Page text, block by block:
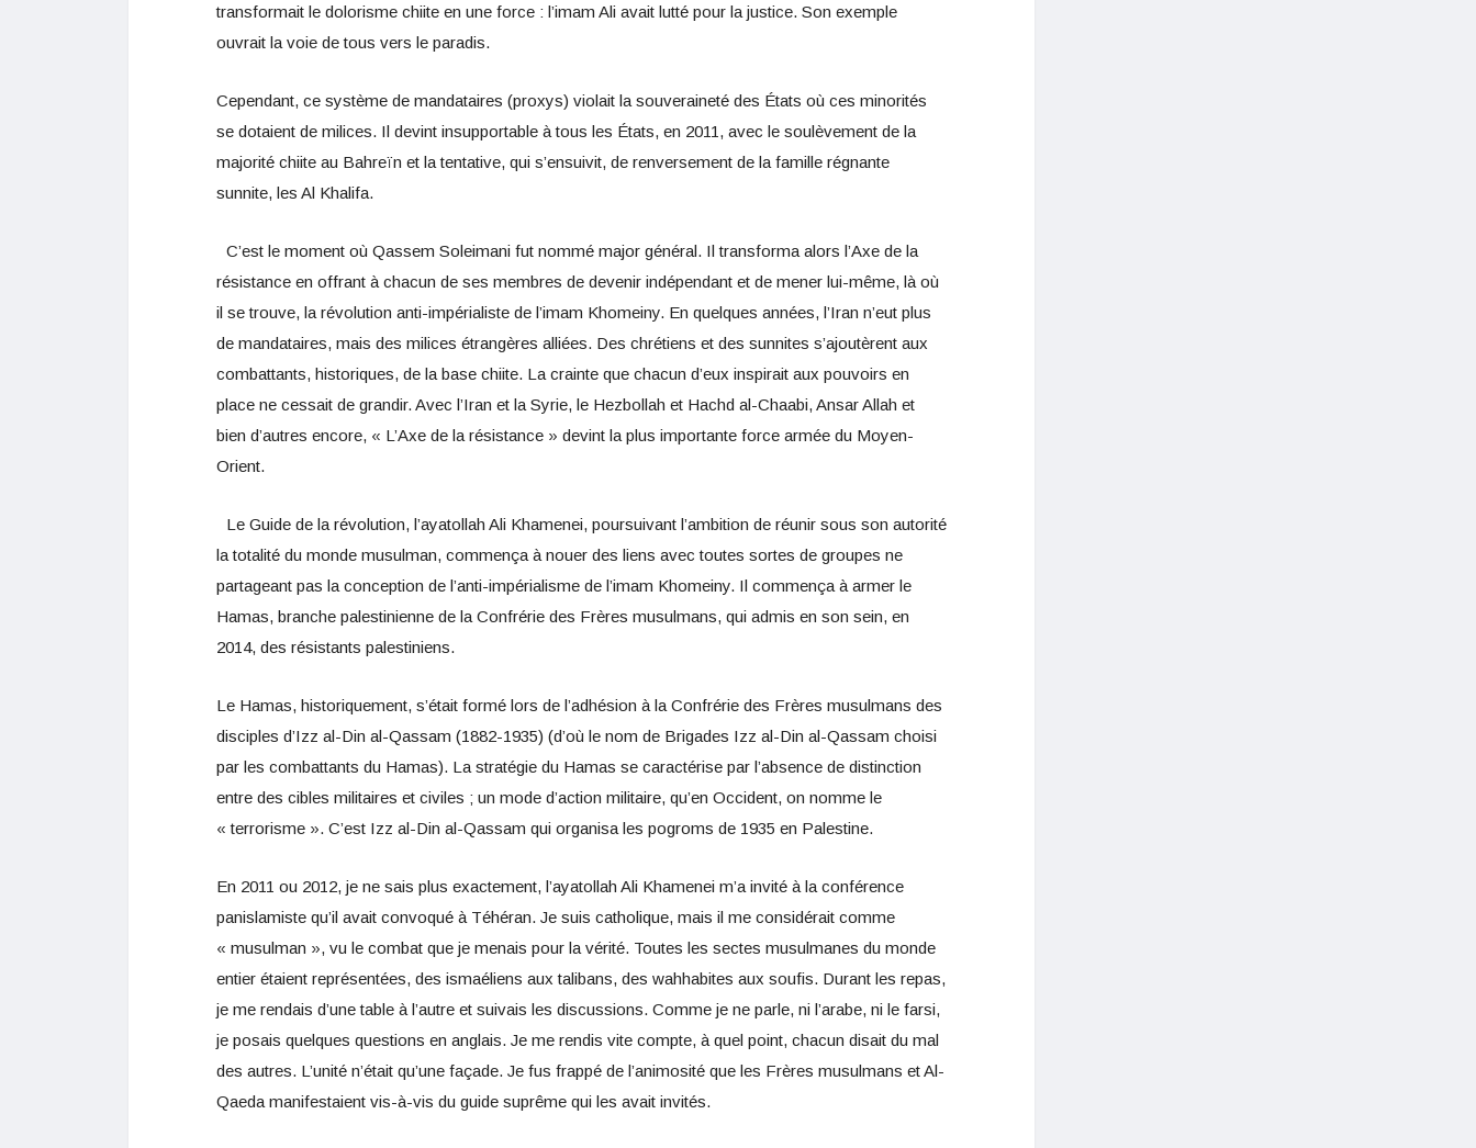
transformait le dolorisme chiite en une force : l’imam Ali avait lutté pour la justice. Son exemple
ouvrait la voie de tous vers le paradis.
Cependant, ce système de mandataires (proxys) violait la souveraineté des États où ces minorités
se dotaient de milices. Il devint insupportable à tous les États, en 2011, avec le soulèvement de la
majorité chiite au Bahreïn et la tentative, qui s’ensuivit, de renversement de la famille régnante
sunnite, les Al Khalifa.
C’est le moment où Qassem Soleimani fut nommé major général. Il transforma alors l’Axe de la
résistance en offrant à chacun de ses membres de devenir indépendant et de mener lui-même, là où
il se trouve, la révolution anti-impérialiste de l’imam Khomeiny. En quelques années, l’Iran n’eut plus
de mandataires, mais des milices étrangères alliées. Des chrétiens et des sunnites s’ajoutèrent aux
combattants, historiques, de la base chiite. La crainte que chacun d’eux inspirait aux pouvoirs en
place ne cessait de grandir. Avec l’Iran et la Syrie, le Hezbollah et Hachd al-Chaabi, Ansar Allah et
bien d’autres encore, « L’Axe de la résistance » devint la plus importante force armée du Moyen-
Orient.
Le Guide de la révolution, l’ayatollah Ali Khamenei, poursuivant l’ambition de réunir sous son autorité
la totalité du monde musulman, commença à nouer des liens avec toutes sortes de groupes ne
partageant pas la conception de l’anti-impérialisme de l’imam Khomeiny. Il commença à armer le
Hamas, branche palestinienne de la Confrérie des Frères musulmans, qui admis en son sein, en
2014, des résistants palestiniens.
Le Hamas, historiquement, s’était formé lors de l’adhésion à la Confrérie des Frères musulmans des
disciples d’Izz al-Din al-Qassam (1882-1935) (d’où le nom de Brigades Izz al-Din al-Qassam choisi
par les combattants du Hamas). La stratégie du Hamas se caractérise par l’absence de distinction
entre des cibles militaires et civiles ; un mode d’action militaire, qu’en Occident, on nomme le
« terrorisme ». C’est Izz al-Din al-Qassam qui organisa les pogroms de 1935 en Palestine.
En 2011 ou 2012, je ne sais plus exactement, l’ayatollah Ali Khamenei m’a invité à la conférence
panislamiste qu’il avait convoqué à Téhéran. Je suis catholique, mais il me considérait comme
« musulman », vu le combat que je menais pour la vérité. Toutes les sectes musulmanes du monde
entier étaient représentées, des ismaéliens aux talibans, des wahhabites aux soufis. Durant les repas,
je me rendais d’une table à l’autre et suivais les discussions. Comme je ne parle, ni l’arabe, ni le farsi,
je posais quelques questions en anglais. Je me rendis vite compte, à quel point, chacun disait du mal
des autres. L’unité n’était qu’une façade. Je fus frappé de l’animosité que les Frères musulmans et Al-
Qaeda manifestaient vis-à-vis du guide suprême qui les avait invités.